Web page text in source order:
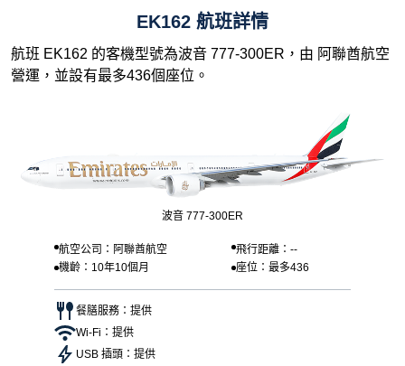
EK162 航班詳情
航班 EK162 的客機型號為波音 777-300ER，由 阿聯酋航空
營運，並設有最多436個座位。
波音 777-300ER
航空公司：阿聯酋航空
飛行距離：--
機齡：10年10個月
座位：最多436
餐膳服務：提供
Wi-Fi：提供
USB 插頭：提供